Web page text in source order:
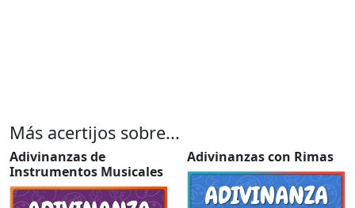
Más acertijos sobre...
Adivinanzas de
Instrumentos Musicales
Adivinanzas con Rimas